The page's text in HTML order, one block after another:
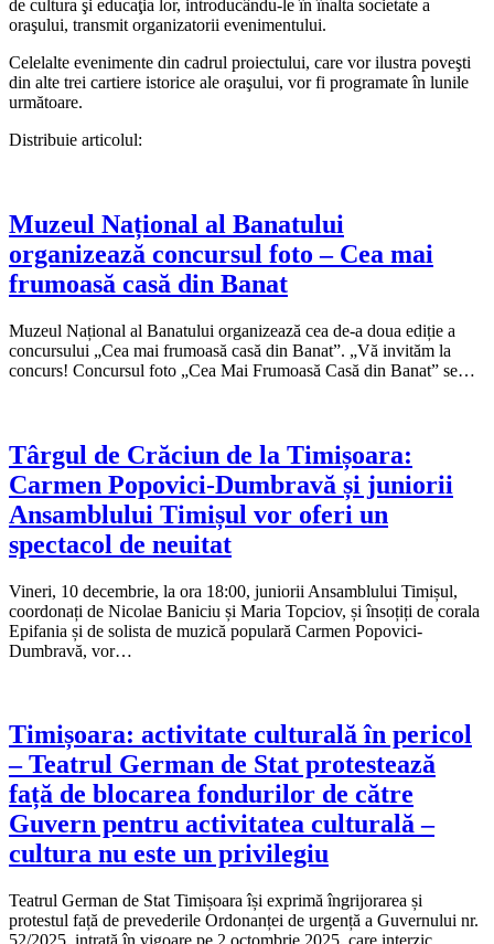
de cultura şi educaţia lor, introducându-le în înalta societate a
oraşului, transmit organizatorii evenimentului.
Celelalte evenimente din cadrul proiectului, care vor ilustra poveşti
din alte trei cartiere istorice ale oraşului, vor fi programate în lunile
următoare.
Distribuie articolul:
Muzeul Național al Banatului
organizează concursul foto – Cea mai
frumoasă casă din Banat
Muzeul Național al Banatului organizează cea de-a doua ediție a
concursului „Cea mai frumoasă casă din Banat”. „Vă invităm la
concurs! Concursul foto „Cea Mai Frumoasă Casă din Banat” se…
Târgul de Crăciun de la Timișoara:
Carmen Popovici-Dumbravă și juniorii
Ansamblului Timișul vor oferi un
spectacol de neuitat
Vineri, 10 decembrie, la ora 18:00, juniorii Ansamblului Timișul,
coordonați de Nicolae Baniciu și Maria Topciov, și însoțiți de corala
Epifania și de solista de muzică populară Carmen Popovici-
Dumbravă, vor…
Timișoara: activitate culturală în pericol
– Teatrul German de Stat protestează
față de blocarea fondurilor de către
Guvern pentru activitatea culturală –
cultura nu este un privilegiu
Teatrul German de Stat Timișoara își exprimă îngrijorarea și
protestul față de prevederile Ordonanței de urgență a Guvernului nr.